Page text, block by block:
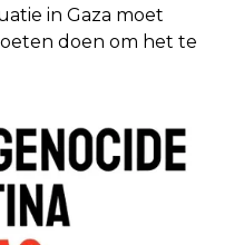
in Gaza moet
doen om het te